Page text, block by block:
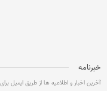
خبرنامه
آخرین اخبار و اطلاعیه ها از طریق ایمیل